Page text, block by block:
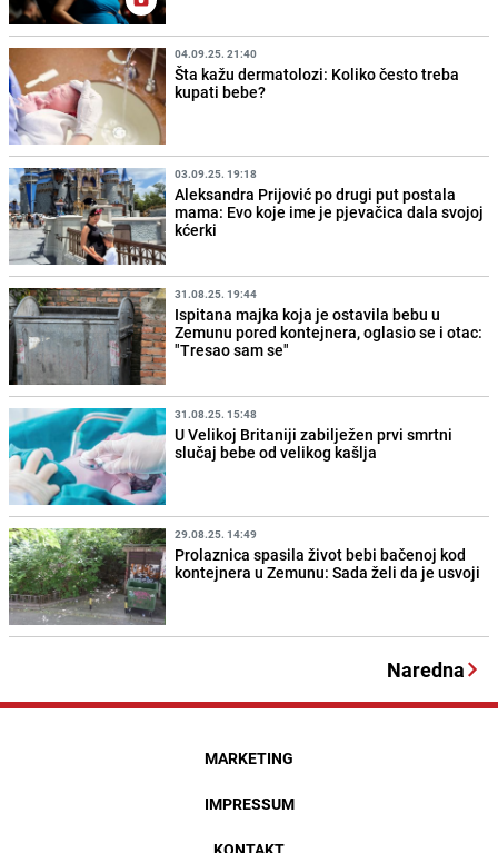
04.09.25. 21:40
Šta kažu dermatolozi: Koliko često treba
kupati bebe?
03.09.25. 19:18
Aleksandra Prijović po drugi put postala
mama: Evo koje ime je pjevačica dala svojoj
kćerki
31.08.25. 19:44
Ispitana majka koja je ostavila bebu u
Zemunu pored kontejnera, oglasio se i otac:
"Tresao sam se"
31.08.25. 15:48
U Velikoj Britaniji zabilježen prvi smrtni
slučaj bebe od velikog kašlja
29.08.25. 14:49
Prolaznica spasila život bebi bačenoj kod
kontejnera u Zemunu: Sada želi da je usvoji
Naredna
MARKETING
IMPRESSUM